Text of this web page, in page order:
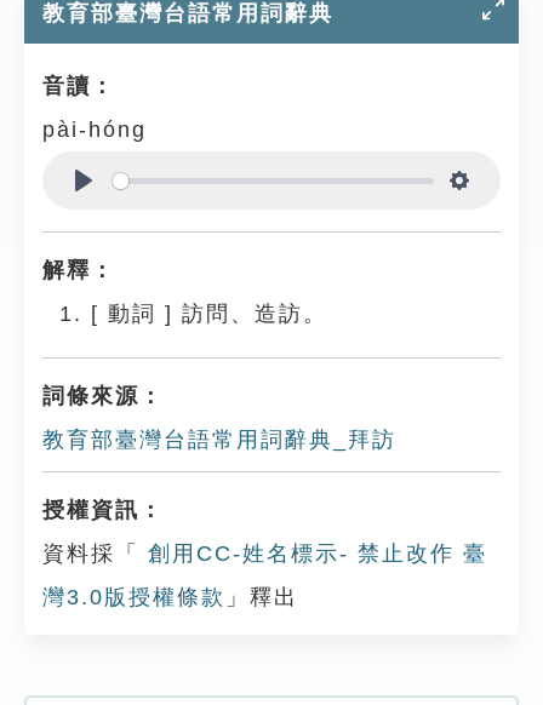
教育部臺灣台語常用詞辭典
音讀：
pài-hóng
解釋：
[ 動詞 ] 訪問、造訪。
詞條來源：
教育部臺灣台語常用詞辭典_拜訪
授權資訊：
資料採「
創用CC-姓名標示- 禁止改作 臺
灣3.0版授權條款 」釋出